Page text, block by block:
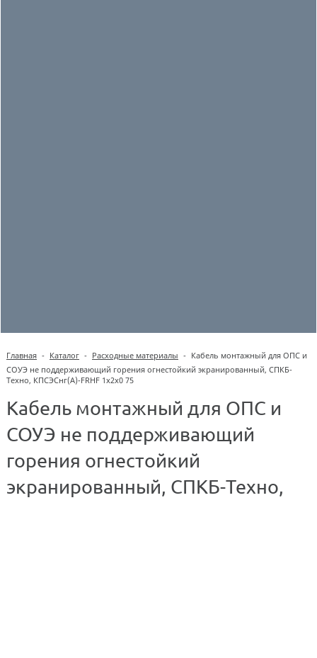
Главная - Каталог - Расходные материалы - Кабель монтажный для ОПС и
СОУЭ не поддерживающий горения огнестойкий экранированный, СПКБ-
Техно, КПСЭСнг(А)-FRHF 1х2х0 75
Кабель монтажный для ОПС и
СОУЭ не поддерживающий
горения огнестойкий
экранированный, СПКБ-Техно,